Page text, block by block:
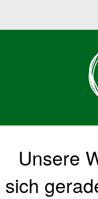
Unsere
sich